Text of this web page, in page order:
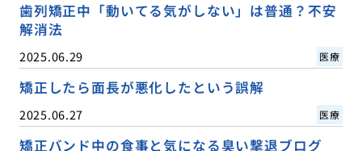
歯列矯正中「動いてる気がしない」は普通？不安
解消法
2025.06.29 医療
矯正したら面長が悪化したという誤解
2025.06.27 医療
矯正バンド中の食事と気になる臭い撃退ブログ